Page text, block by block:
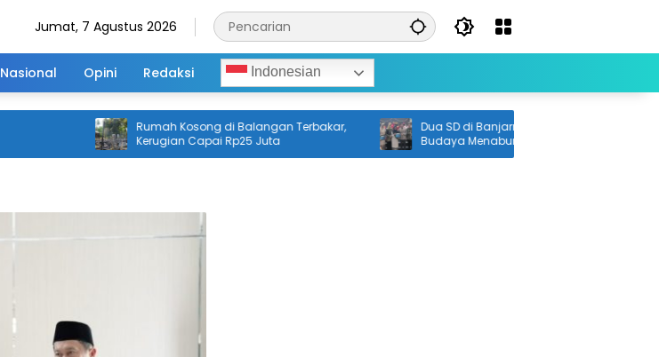
Jumat, 7 Agustus 2026
Nasional Opini Redaksi Indonesian
Rumah Kosong di Balangan Terbakar,
Kerugian Capai Rp25 Juta
Dua SD di Banjarmasin Jadi Penggerak
Budaya Menabung